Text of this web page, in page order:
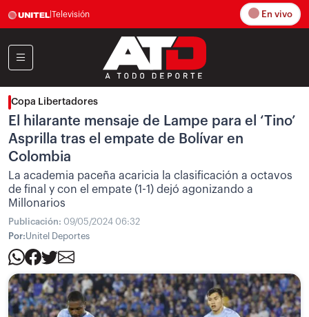
Televisión En vivo
Copa Libertadores
El hilarante mensaje de Lampe para el ‘Tino’
Asprilla tras el empate de Bolívar en
Colombia
La academia paceña acaricia la clasificación a octavos
de final y con el empate (1-1) dejó agonizando a
Millonarios
Publicación: 09/05/2024 06:32
Por:Unitel Deportes